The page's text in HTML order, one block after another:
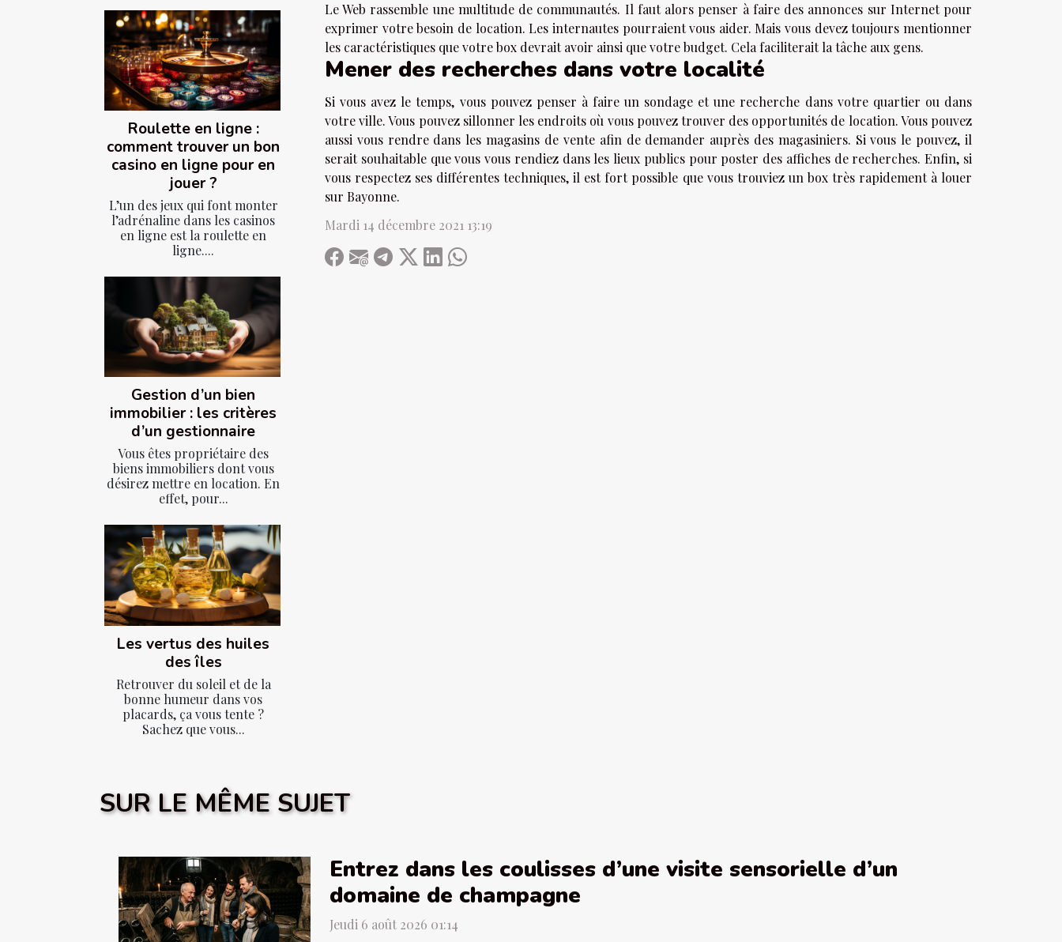
Roulette en ligne :
comment trouver un bon
casino en ligne pour en
jouer ?
L’un des jeux qui font monter
l’adrénaline dans les casinos
en ligne est la roulette en
ligne....
Gestion d’un bien
immobilier : les critères
d’un gestionnaire
Vous êtes propriétaire des
biens immobiliers dont vous
désirez mettre en location. En
effet, pour...
Les vertus des huiles
des îles
Retrouver du soleil et de la
bonne humeur dans vos
placards, ça vous tente ?
Sachez que vous...
Le Web rassemble une multitude de communautés. Il faut alors penser à faire des annonces sur Internet pour
exprimer votre besoin de location. Les internautes pourraient vous aider. Mais vous devez toujours mentionner
les caractéristiques que votre box devrait avoir ainsi que votre budget. Cela faciliterait la tâche aux gens.
Mener des recherches dans votre localité
Si vous avez le temps, vous pouvez penser à faire un sondage et une recherche dans votre quartier ou dans
votre ville. Vous pouvez sillonner les endroits où vous pouvez trouver des opportunités de location. Vous pouvez
aussi vous rendre dans les magasins de vente afin de demander auprès des magasiniers. Si vous le pouvez, il
serait souhaitable que vous vous rendiez dans les lieux publics pour poster des affiches de recherches. Enfin, si
vous respectez ses différentes techniques, il est fort possible que vous trouviez un box très rapidement à louer
sur Bayonne.
Mardi 14 décembre 2021 13:19
SUR LE MÊME SUJET
Entrez dans les coulisses d’une visite sensorielle d’un
domaine de champagne
Jeudi 6 août 2026 01:14